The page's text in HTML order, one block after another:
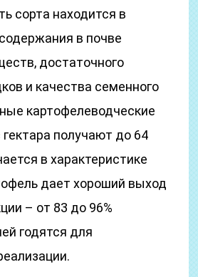
сорта находится в
в почве
достаточного
и качества семенного
картофелеводческие
получают до 64
в характеристике
дает хороший выход
– от 83 до 96%
годятся для